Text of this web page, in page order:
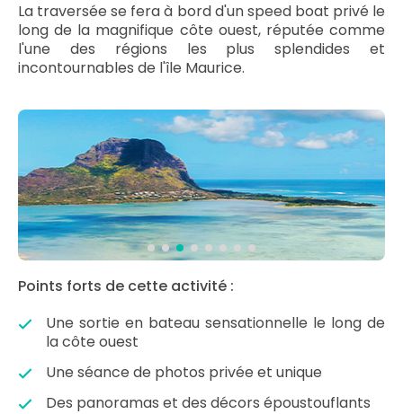
La traversée se fera à bord d'un speed boat privé le
long de la magnifique côte ouest, réputée comme
l'une des régions les plus splendides et
incontournables de l'île Maurice.
Points forts de cette activité :
Une sortie en bateau sensationnelle le long de
la côte ouest
Une séance de photos privée et unique
Des panoramas et des décors époustouflants